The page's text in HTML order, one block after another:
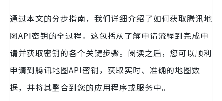
通过本文的分步指南，我们详细介绍了如何获取腾讯地
图API密钥的全过程。这包括从了解申请流程到完成申
请并获取密钥的各个关键步骤。阅读之后，您可以顺利
申请到腾讯地图API密钥，获取实时、准确的地图数
据，并将其整合到您的应用程序或服务中。